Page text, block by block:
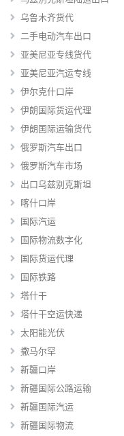
乌鲁木齐货代
二手电动汽车出口
亚美尼亚专线货代
亚美尼亚汽运专线
伊尔克什口岸
伊朗国际货运代理
伊朗国际运输货代
俄罗斯汽车出口
俄罗斯汽车市场
出口乌兹别克斯坦
喀什口岸
国际汽运
国际物流数字化
国际货运代理
国际铁路
塔什干
塔什干空运快递
太阳能光伏
撒马尔罕
新疆口岸
新疆国际公路运输
新疆国际汽运
新疆国际物流